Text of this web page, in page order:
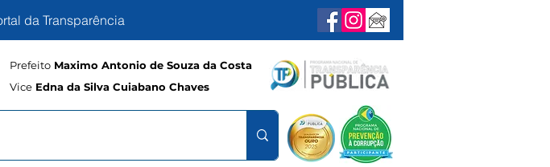
da Transparência
Prefeito Maximo Antonio de Souza da Costa
Vice Edna da Silva Cuiabano Chaves